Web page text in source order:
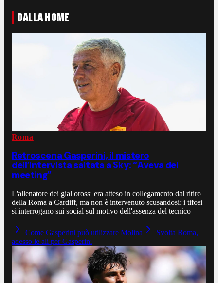
DALLA HOME
Roma
Retroscena Gasperini, il mistero
dell’intervista saltata a Sky: “Aveva dei
meeting”
L'allenatore dei giallorossi era atteso in collegamento dal ritiro
della Roma a Cardiff, ma non è intervenuto scusandosi: i tifosi
si interrogano sui social sul motivo dell'assenza del tecnico
Come Gasperini può utilizzare Molina
Svolta Roma,
adesso le ali per Gasperini